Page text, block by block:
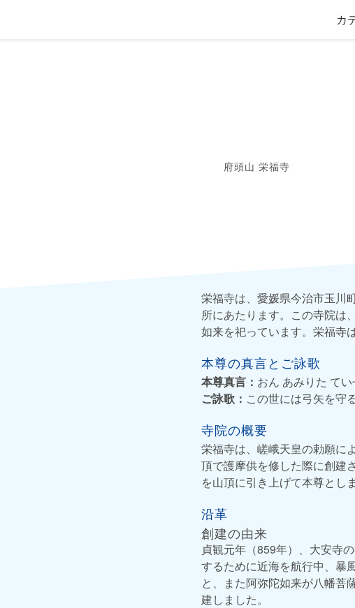
カ
府頭山 栄福寺
栄福寺は、愛媛県今治市玉川
所にあたります。この寺院は
如来を祀っています。栄福寺
本尊の真言とご詠歌
本尊真言： おん あみりた て
ご詠歌： この世には弓矢を
寺院の概要
栄福寺は、嵯峨天皇の勅願に
頂で護摩供を修した際に創建
を山頂に引き上げて本尊とし
沿革
創建の由来
貞観元年（859年）、大安寺
するために近海を航行中、暴
と、また阿弥陀如来が八幡菩
建しました。